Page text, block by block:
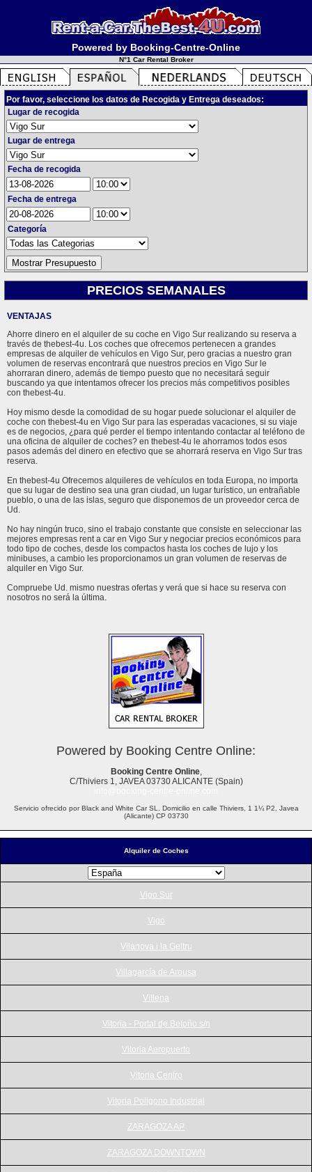
Powered by Booking-Centre-Online
N°1 Car Rental Broker
Alquiler de Coches
Vigo Sur
Vigo
Vilanova i la Geltru
Villagarcía de Arousa
Villena
Vitoria - Portal de Betoño s/n
Vitoria Aeropuerto
Vitoria Centro
Vitoria Poligono Industrial
ZARAGOZA AP
ZARAGOZA DOWNTOWN
Por favor, seleccione los datos de Recogida y Entrega deseados:
Lugar de recogida
Lugar de entrega
Fecha de recogida
Fecha de entrega
Categoría
PRECIOS SEMANALES
VENTAJAS
Ahorre dinero en el alquiler de su coche en Vigo Sur realizando su reserva a
través de thebest-4u. Los coches que ofrecemos pertenecen a grandes
empresas de alquiler de vehículos en Vigo Sur, pero gracias a nuestro gran
volumen de reservas encontrará que nuestros precios en Vigo Sur le
ahorraran dinero, además de tiempo puesto que no necesitará seguir
buscando ya que intentamos ofrecer los precios más competitivos posibles
con thebest-4u.
Hoy mismo desde la comodidad de su hogar puede solucionar el alquiler de
coche con thebest-4u en Vigo Sur para las esperadas vacaciones, si su viaje
es de negocios, ¿para qué perder el tiempo intentando contactar al teléfono de
una oficina de alquiler de coches? en thebest-4u le ahorramos todos esos
pasos además del dinero en efectivo que se ahorrará reserva en Vigo Sur tras
reserva.
En thebest-4u Ofrecemos alquileres de vehículos en toda Europa, no importa
que su lugar de destino sea una gran ciudad, un lugar turístico, un entrañable
pueblo, o una de las islas, seguro que disponemos de un proveedor cerca de
Ud.
No hay ningún truco, sino el trabajo constante que consiste en seleccionar las
mejores empresas rent a car en Vigo Sur y negociar precios económicos para
todo tipo de coches, desde los compactos hasta los coches de lujo y los
minibuses, a cambio les proporcionamos un gran volumen de reservas de
alquiler en Vigo Sur.
Compruebe Ud. mismo nuestras ofertas y verá que si hace su reserva con
nosotros no será la última.
Powered by Booking Centre Online:
Booking Centre Online,
C/Thiviers 1, JAVEA 03730 ALICANTE (Spain)
Servicio ofrecido por Black and White Car SL. Domicilio en calle Thiviers, 1 1¼ P2, Javea
(Alicante) CP 03730